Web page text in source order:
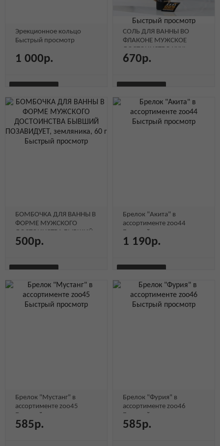
Эрекционное кольцо
Быстрый просмотр
1 000р.
БЫСТРЫЙ
ПРОСМОТР БыстрыйБыстрый
просмотр
Быстрый просмотр
CОЛЬ ДЛЯ ВАННЫ ВО
ФЛАКОНЕ МУЖСКОЕ
ДОСТОИНСТВО XXXL,
смородина
670р.
БЫСТРЫЙ
ПРОСМОТР БыстрыйБыстрый
Быстрый просмотр
БОМБОЧКА ДЛЯ ВАННЫ В
ФОРМЕ МУЖСКОГО
ДОСТОИНСТВА БЫВШИЙ
ПОЗАВИДУЕТ, земляника,
500р.
БЫСТРЫЙ
ПРОСМОТР БыстрыйБыстрый
Быстрый просмотр
Брелок "Акита" в
ассортименте zoo44
Быстрый просмотр
1 190р.
БЫСТРЫЙ
ПРОСМОТР БыстрыйБыстрый
Быстрый просмотр
Брелок "Мустанг" в
ассортименте zoo45
Быстрый просмотр
585р.
Быстрый просмотр
Брелок "Фурия" в
ассортименте zoo46
Быстрый просмотр
585р.